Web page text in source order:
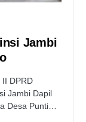
Jambi
DPRD
Jambi Dapil
Desa Punti…